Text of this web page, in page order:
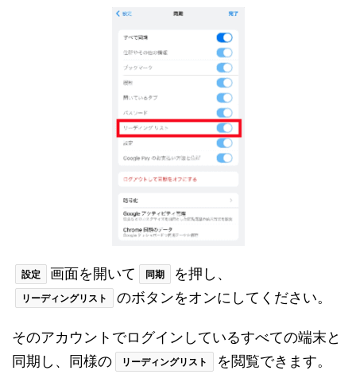
設定 画面を開いて 同期 を押し、
リーディングリスト のボタンをオンにしてください。
そのアカウントでログインしているすべての端末と
同期し、同様の
リーディングリスト を閲覧できます。